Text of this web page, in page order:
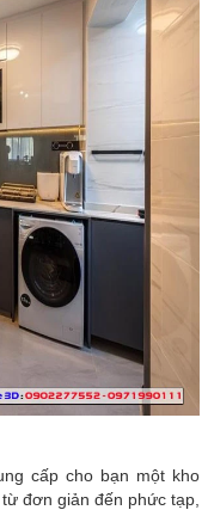
cấp cho bạn một kho
đơn giản đến phức tạp,